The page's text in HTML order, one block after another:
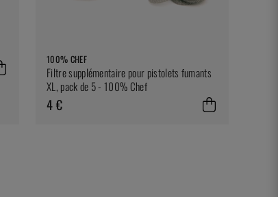
100% CHEF
Filtre supplémentaire pour pistolets fumants
XL, pack de 5 - 100% Chef
4 €